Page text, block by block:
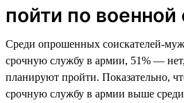
пойти по военной
Среди опрошенных соискателей-
срочную службу в армии, 51% —
планируют пройти. Показательно,
срочную службу в армии выше